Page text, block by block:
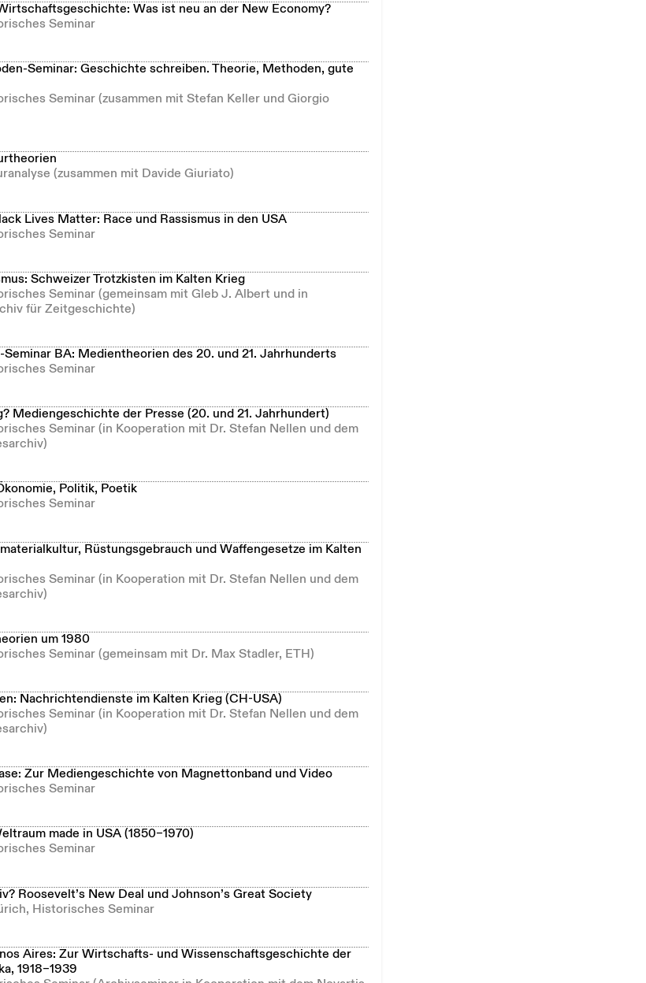
Was ist neu an der New Economy?
Seminar
Seminar: Geschichte schreiben. Theorie, Methoden, gute
Seminar (zusammen mit Stefan Keller und Giorgio
(zusammen mit Davide Giuriato)
Lives Matter: Race und Rassismus in den USA
Seminar
Schweizer Trotzkisten im Kalten Krieg
Seminar (gemeinsam mit Gleb J. Albert und in
für Zeitgeschichte)
BA: Medientheorien des 20. und 21. Jahrhunderts
Seminar
Mediengeschichte der Presse (20. und 21. Jahrhundert)
Seminar (in Kooperation mit Dr. Stefan Nellen und dem
Politik, Poetik
Seminar
Rüstungsgebrauch und Waffengesetze im Kalten
Seminar (in Kooperation mit Dr. Stefan Nellen und dem
um 1980
Seminar (gemeinsam mit Dr. Max Stadler, ETH)
Nachrichtendienste im Kalten Krieg (CH-USA)
Seminar (in Kooperation mit Dr. Stefan Nellen und dem
Zur Mediengeschichte von Magnettonband und Video
Seminar
made in USA (1850–1970)
Seminar
Roosevelt’s New Deal und Johnson’s Great Society
Historisches Seminar
Aires: Zur Wirtschafts- und Wissenschaftsgeschichte der
1918–1939